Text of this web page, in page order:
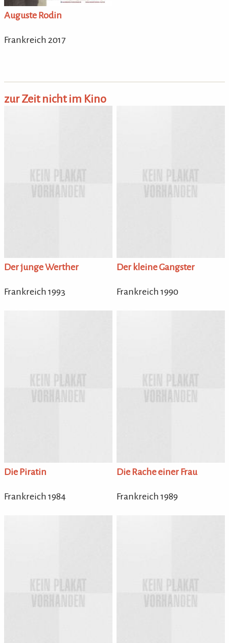
Auguste Rodin
Frankreich 2017
zur Zeit nicht im Kino
Der junge Werther
Frankreich 1993
Der kleine Gangster
Frankreich 1990
Die Piratin
Frankreich 1984
Die Rache einer Frau
Frankreich 1989